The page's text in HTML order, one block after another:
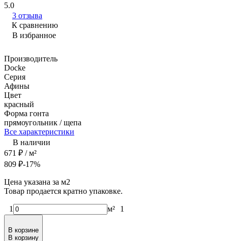
5.0
3 отзыва
К сравнению
В избранное
Производитель
Docke
Серия
Афины
Цвет
красный
Форма гонта
прямоугольник / щепа
Все характеристики
В наличии
671 ₽ / м²
809 ₽-17%
Цена указана за м2
Товар продается кратно упаковке.
1 м² 1
В корзине
В корзину